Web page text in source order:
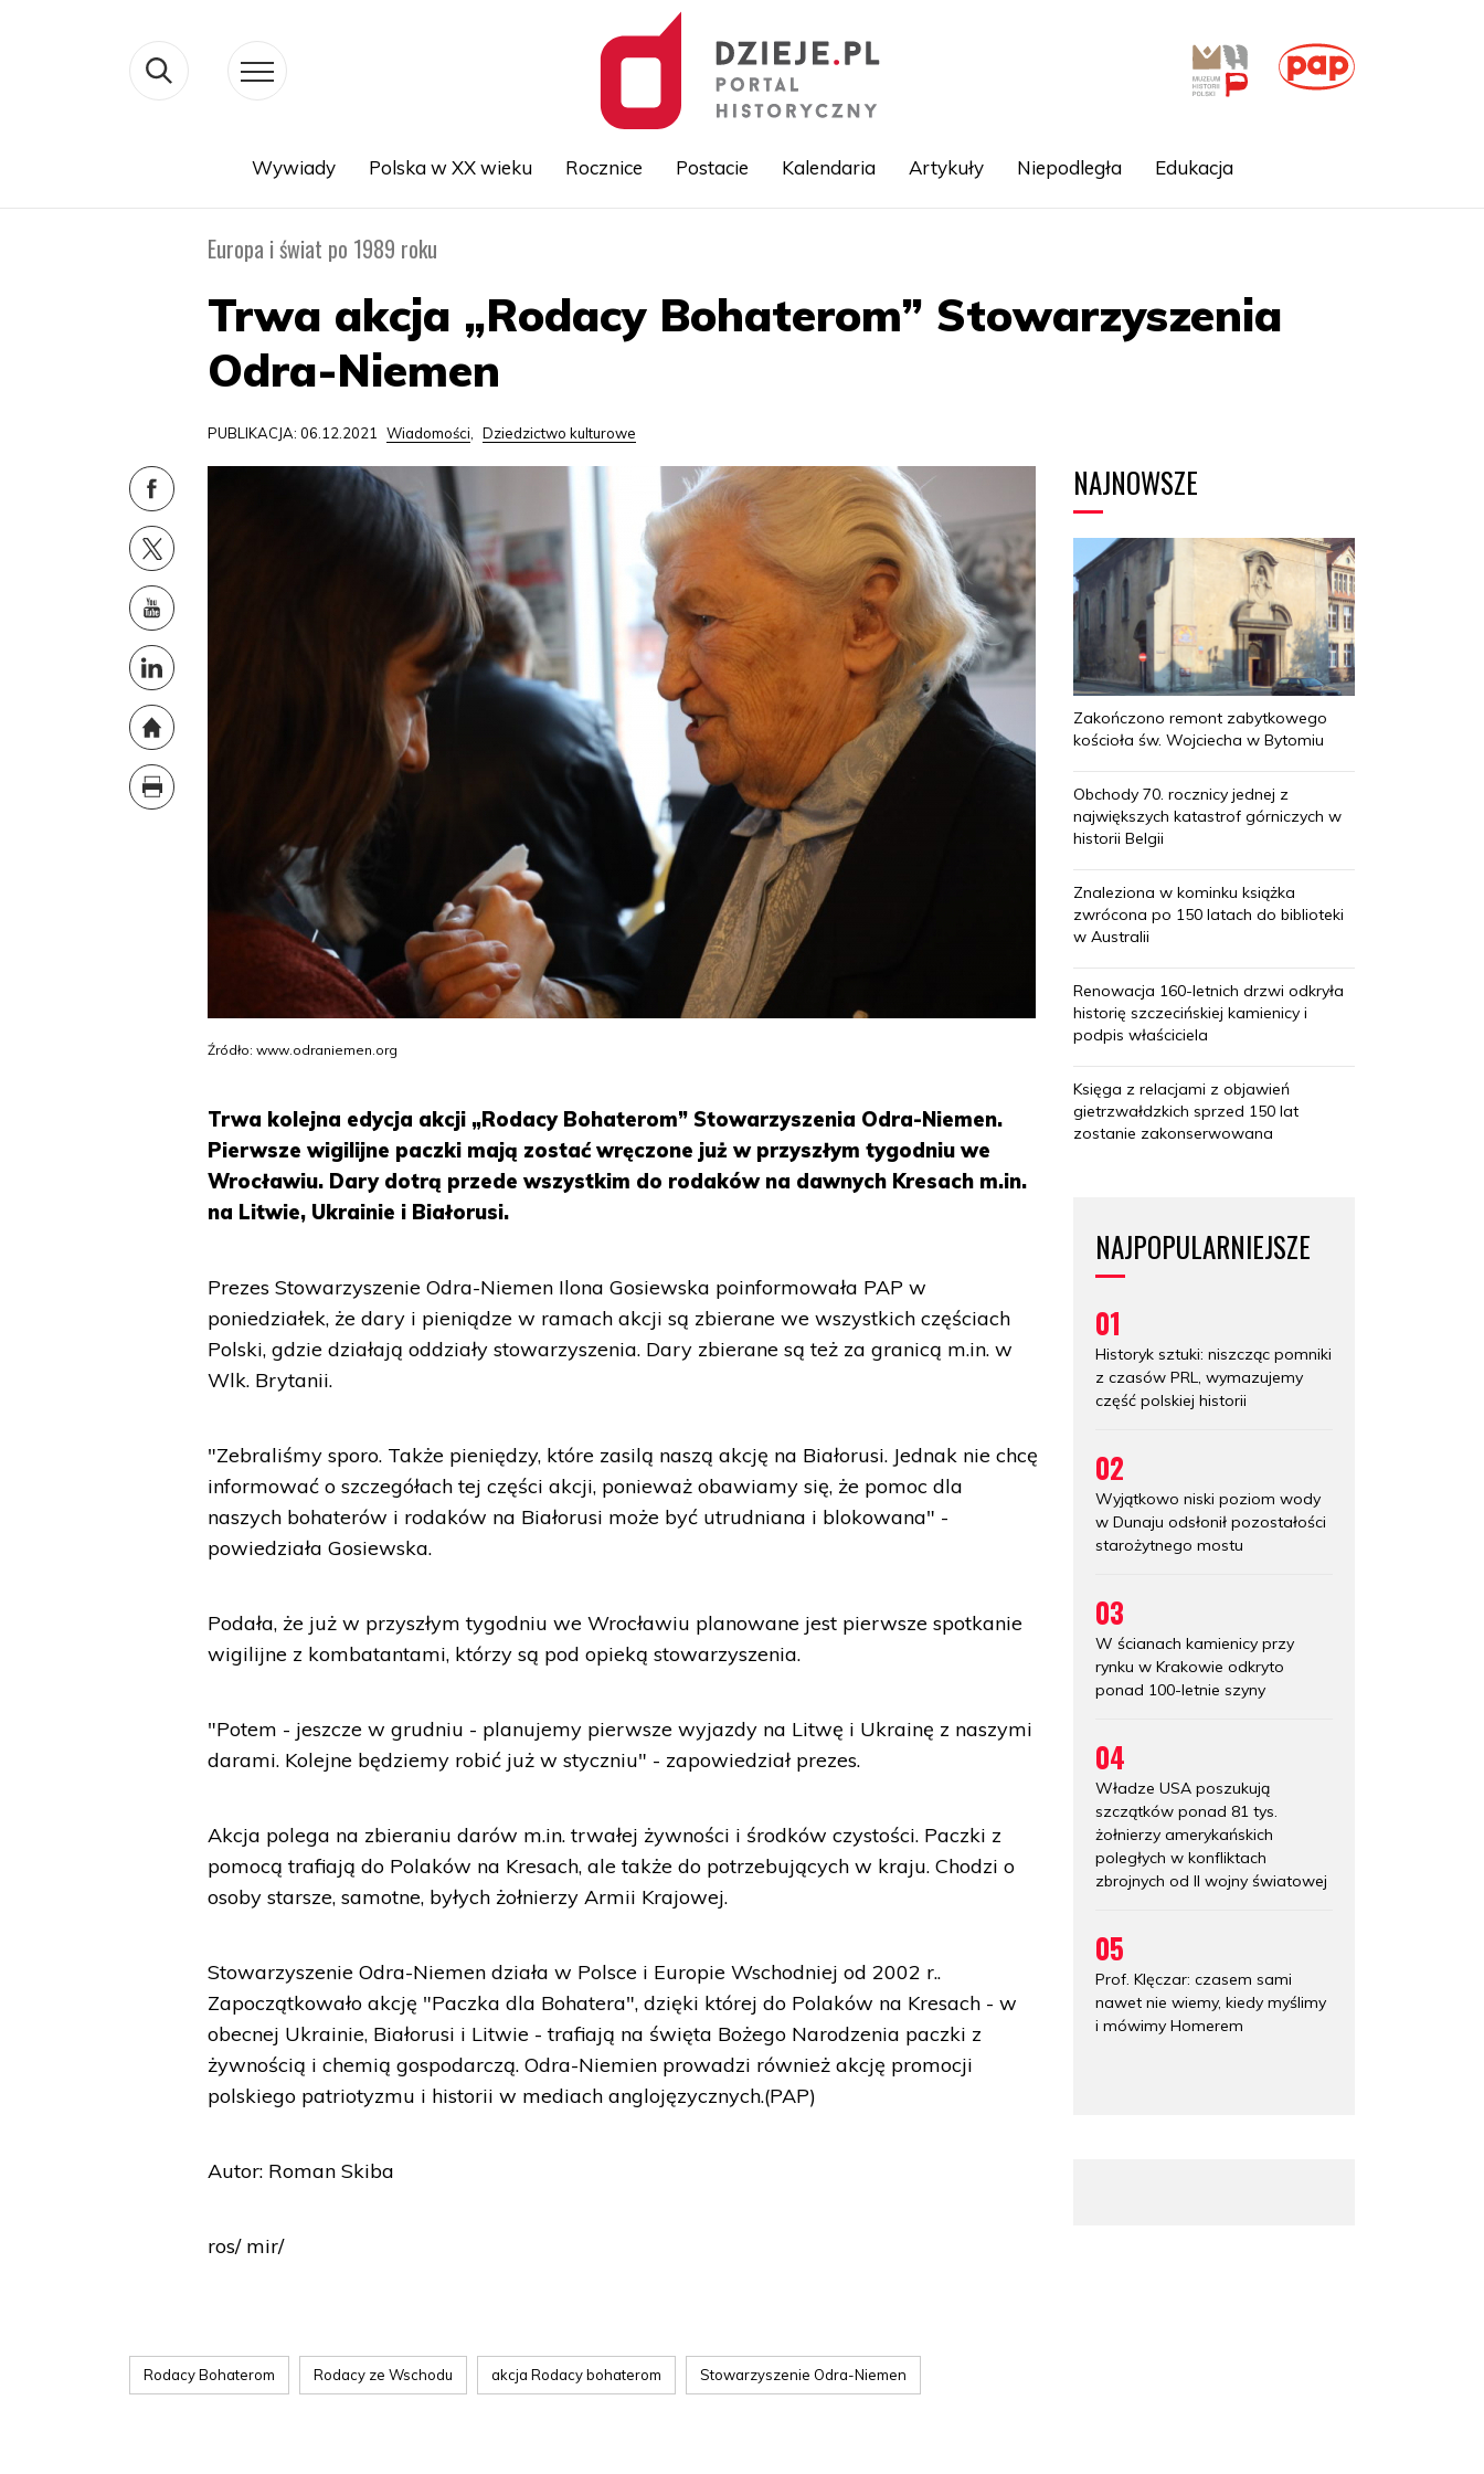
Wywiady Polska w XX wieku Rocznice Postacie Kalendaria Artykuły Niepodległa Edukacja
Europa i świat po 1989 roku
Trwa akcja „Rodacy Bohaterom” Stowarzyszenia
Odra-Niemen
PUBLIKACJA: 06.12.2021 Wiadomości, Dziedzictwo kulturowe
Źródło: www.odraniemen.org
Trwa kolejna edycja akcji „Rodacy Bohaterom” Stowarzyszenia Odra-Niemen.
Pierwsze wigilijne paczki mają zostać wręczone już w przyszłym tygodniu we
Wrocławiu. Dary dotrą przede wszystkim do rodaków na dawnych Kresach m.in.
na Litwie, Ukrainie i Białorusi.
Prezes Stowarzyszenie Odra-Niemen Ilona Gosiewska poinformowała PAP w
poniedziałek, że dary i pieniądze w ramach akcji są zbierane we wszystkich częściach
Polski, gdzie działają oddziały stowarzyszenia. Dary zbierane są też za granicą m.in. w
Wlk. Brytanii.
"Zebraliśmy sporo. Także pieniędzy, które zasilą naszą akcję na Białorusi. Jednak nie chcę
informować o szczegółach tej części akcji, ponieważ obawiamy się, że pomoc dla
naszych bohaterów i rodaków na Białorusi może być utrudniana i blokowana" -
powiedziała Gosiewska.
Podała, że już w przyszłym tygodniu we Wrocławiu planowane jest pierwsze spotkanie
wigilijne z kombatantami, którzy są pod opieką stowarzyszenia.
"Potem - jeszcze w grudniu - planujemy pierwsze wyjazdy na Litwę i Ukrainę z naszymi
darami. Kolejne będziemy robić już w styczniu" - zapowiedział prezes.
Akcja polega na zbieraniu darów m.in. trwałej żywności i środków czystości. Paczki z
pomocą trafiają do Polaków na Kresach, ale także do potrzebujących w kraju. Chodzi o
osoby starsze, samotne, byłych żołnierzy Armii Krajowej.
Stowarzyszenie Odra-Niemen działa w Polsce i Europie Wschodniej od 2002 r..
Zapoczątkowało akcję "Paczka dla Bohatera", dzięki której do Polaków na Kresach - w
obecnej Ukrainie, Białorusi i Litwie - trafiają na święta Bożego Narodzenia paczki z
żywnością i chemią gospodarczą. Odra-Niemien prowadzi również akcję promocji
polskiego patriotyzmu i historii w mediach anglojęzycznych.(PAP)
Autor: Roman Skiba
ros/ mir/
Rodacy Bohaterom Rodacy ze Wschodu akcja Rodacy bohaterom Stowarzyszenie Odra-Niemen
NAJNOWSZE
Zakończono remont zabytkowego
kościoła św. Wojciecha w Bytomiu
Obchody 70. rocznicy jednej z
największych katastrof górniczych w
historii Belgii
Znaleziona w kominku książka
zwrócona po 150 latach do biblioteki
w Australii
Renowacja 160-letnich drzwi odkryła
historię szczecińskiej kamienicy i
podpis właściciela
Księga z relacjami z objawień
gietrzwałdzkich sprzed 150 lat
zostanie zakonserwowana
NAJPOPULARNIEJSZE
01
Historyk sztuki: niszcząc pomniki
z czasów PRL, wymazujemy
część polskiej historii
02
Wyjątkowo niski poziom wody
w Dunaju odsłonił pozostałości
starożytnego mostu
03
W ścianach kamienicy przy
rynku w Krakowie odkryto
ponad 100-letnie szyny
04
Władze USA poszukują
szczątków ponad 81 tys.
żołnierzy amerykańskich
poległych w konfliktach
zbrojnych od II wojny światowej
05
Prof. Klęczar: czasem sami
nawet nie wiemy, kiedy myślimy
i mówimy Homerem